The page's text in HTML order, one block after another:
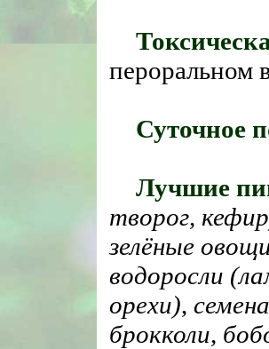
пероральном
Суточное
Лучшие
творог,
зелёные
водоросли
орехи),
брокколи,